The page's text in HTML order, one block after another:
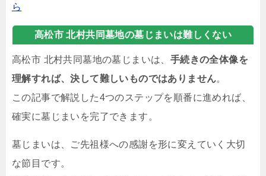
ら
高松市 北村共同墓地の墓じまいは難しくない
高松市 北村共同墓地の墓じまいは、 手続きの全体像を
理解すれば、決して難しいものではありません。
この記事で解説した4つのステップを順番に進めれば、
確実に墓じまいを完了できます。
墓じまいは、ご先祖様への感謝を形に変えていく大切
な節目です。